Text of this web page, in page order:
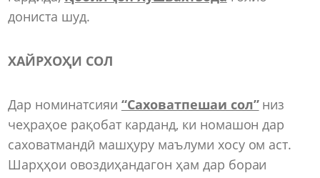
дониста шуд.
ХАЙРХОҲИ СОЛ
Дар номинатсияи “Саховатпешаи сол”низ
чеҳраҳое рақобат карданд, ки номашон дар
саховатмандӣ машҳуру маълуми хосу ом аст.
Шарҳҳои овоздиҳандагон ҳам дар бораи